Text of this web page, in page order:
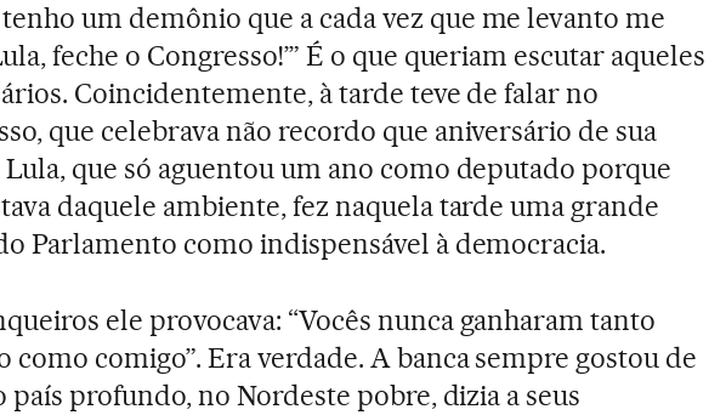
um demônio que a cada vez que me levanto me
feche o Congresso!’” É o que queriam escutar aqueles
Coincidentemente, à tarde teve de falar no
que celebrava não recordo que aniversário de sua
Lula, que só aguentou um ano como deputado porque
daquele ambiente, fez naquela tarde uma grande
Parlamento como indispensável à democracia.
ele provocava: “Vocês nunca ganharam tanto
como comigo”. Era verdade. A banca sempre gostou de
país profundo, no Nordeste pobre, dizia a seus